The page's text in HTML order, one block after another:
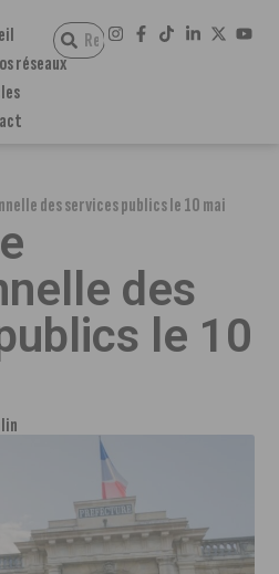
réseaux
des services publics le 10 mai
des
le 10